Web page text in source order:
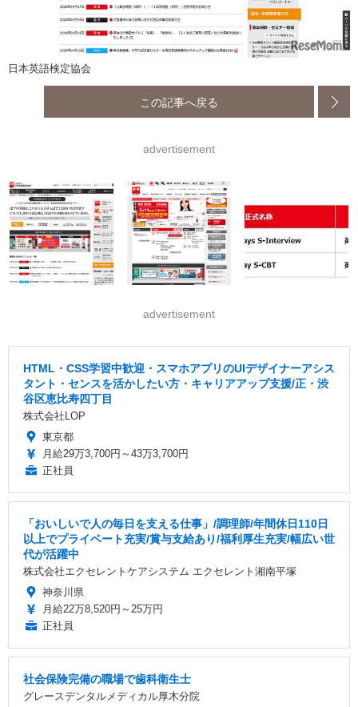
日本英語検定協会
この記事へ戻る
advertisement
advertisement
HTML・CSS学習中歓迎・スマホアプリのUIデザイナーアシス
タント・センスを活かしたい方・キャリアアップ支援/正・渋
谷区恵比寿四丁目
株式会社LOP
東京都
月給29万3,700円～43万3,700円
正社員
「おいしいで人の毎日を支える仕事」/調理師/年間休日110日
以上でプライベート充実/賞与支給あり/福利厚生充実/幅広い世
代が活躍中
株式会社エクセレントケアシステム エクセレント湘南平塚
神奈川県
月給22万8,520円～25万円
正社員
社会保険完備の職場で歯科衛生士
グレースデンタルメディカル厚木分院